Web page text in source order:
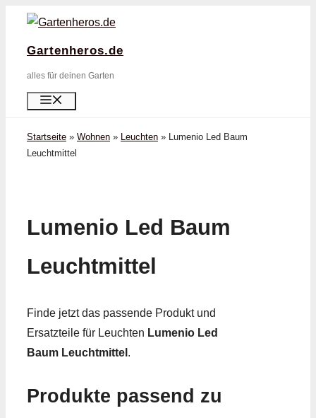
Zum
springen
Gartenheros.de
alles für deinen Garten
Startseite » Wohnen » Leuchten » Lumenio Led Baum
Leuchtmittel
Lumenio Led Baum
Leuchtmittel
Finde jetzt das passende Produkt und
Ersatzteile für Leuchten Lumenio Led
Baum Leuchtmittel .
Produkte passend zu